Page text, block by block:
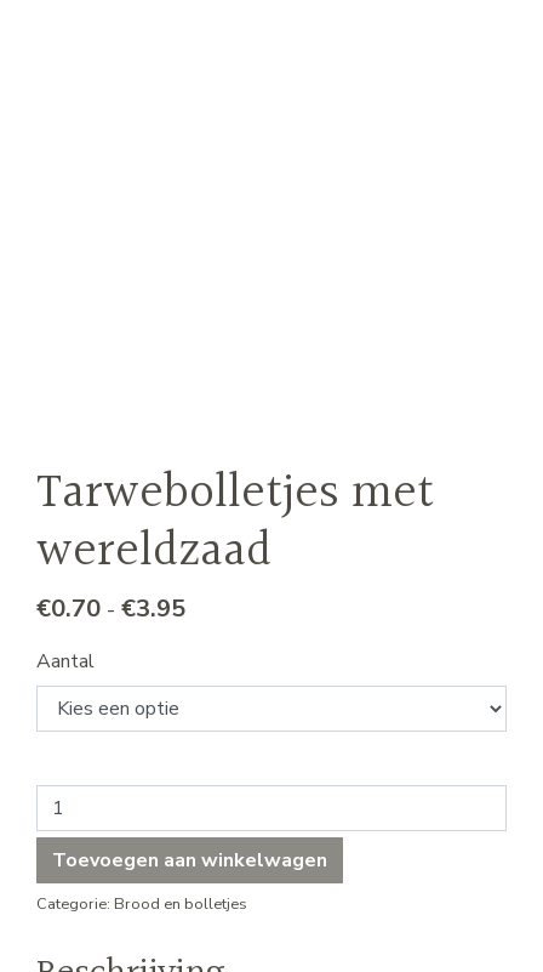
Tarwebolletjes met
wereldzaad
€0.70 - €3.95Prijsklasse: €0.70 tot €3.95
Aantal
Tarwebolletjes met wereldzaad aantal
Toevoegen aan winkelwagen
Categorie: Brood en bolletjes